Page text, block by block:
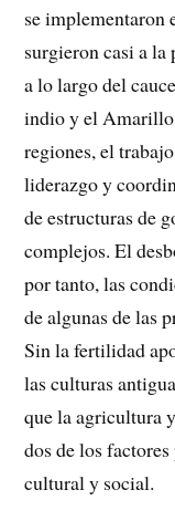
se implementaron
surgieron casi a la
a lo largo del
indio y el Amarillo
regiones, el
liderazgo y
de estructuras de
complejos. El
por tanto, las
de algunas de las
Sin la fertilidad
las culturas
que la agricultura
dos de los
cultural y social.